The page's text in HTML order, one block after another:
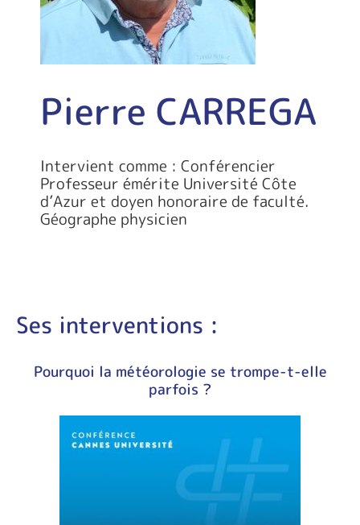
Pierre CARREGA
Intervient comme : Conférencier
Professeur émérite Université Côte
d’Azur et doyen honoraire de faculté.
Géographe physicien
Ses interventions :
Pourquoi la météorologie se trompe-t-elle
parfois ?